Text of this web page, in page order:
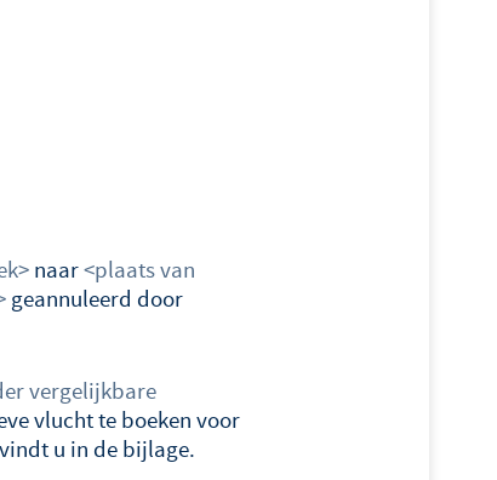
naar<plaats van
geannuleerd door
vergelijkbare
vlucht te boeken voor
u in de bijlage.